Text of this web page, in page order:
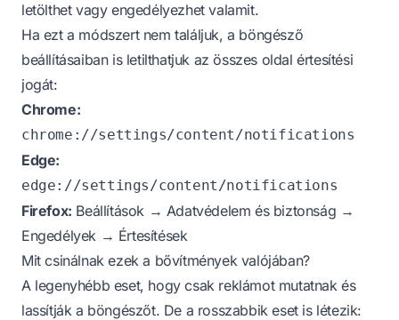
letölthet vagy engedélyezhet valamit.
Ha ezt a módszert nem találjuk, a böngésző
beállításaiban is letilthatjuk az összes oldal értesítési
jogát:
Chrome:
chrome://settings/content/notifications
Edge:
edge://settings/content/notifications
Firefox: Beállítások → Adatvédelem és biztonság →
Engedélyek → Értesítések
Mit csinálnak ezek a bővítmények valójában?
A legenyhébb eset, hogy csak reklámot mutatnak és
lassítják a böngészőt. De a rosszabbik eset is létezik: